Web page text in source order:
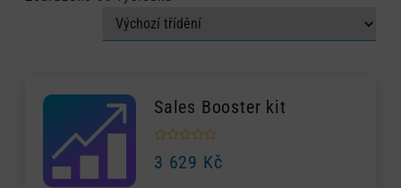
Sales Booster kit
3 629 Kč